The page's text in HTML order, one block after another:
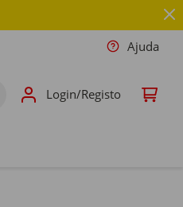
Ajuda
Login/Registo